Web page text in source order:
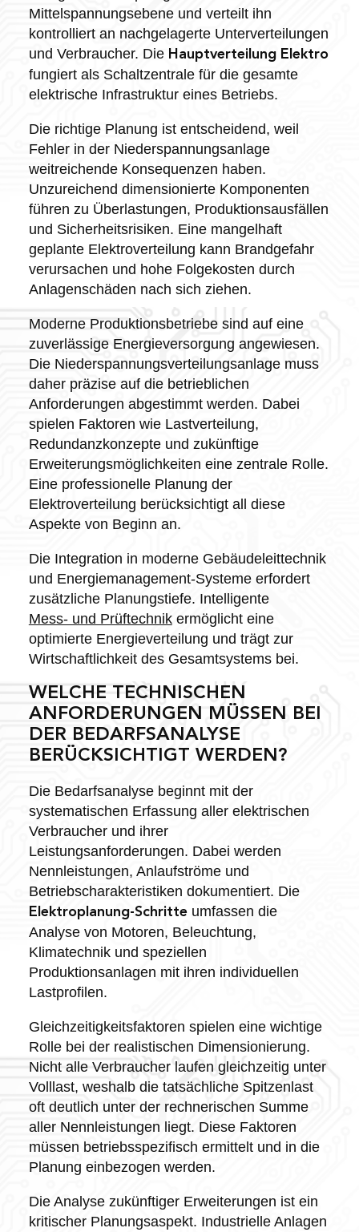
Mittelspannungsebene und verteilt ihn
kontrolliert an nachgelagerte Unterverteilungen
und Verbraucher. Die Hauptverteilung Elektro
fungiert als Schaltzentrale für die gesamte
elektrische Infrastruktur eines Betriebs.
Die richtige Planung ist entscheidend, weil
Fehler in der Niederspannungsanlage
weitreichende Konsequenzen haben.
Unzureichend dimensionierte Komponenten
führen zu Überlastungen, Produktionsausfällen
und Sicherheitsrisiken. Eine mangelhaft
geplante Elektroverteilung kann Brandgefahr
verursachen und hohe Folgekosten durch
Anlagenschäden nach sich ziehen.
Moderne Produktionsbetriebe sind auf eine
zuverlässige Energieversorgung angewiesen.
Die Niederspannungsverteilungsanlage muss
daher präzise auf die betrieblichen
Anforderungen abgestimmt werden. Dabei
spielen Faktoren wie Lastverteilung,
Redundanzkonzepte und zukünftige
Erweiterungsmöglichkeiten eine zentrale Rolle.
Eine professionelle Planung der
Elektroverteilung berücksichtigt all diese
Aspekte von Beginn an.
Die Integration in moderne Gebäudeleittechnik
und Energiemanagement-Systeme erfordert
zusätzliche Planungstiefe. Intelligente
Mess- und Prüftechnikermöglicht eine
optimierte Energieverteilung und trägt zur
Wirtschaftlichkeit des Gesamtsystems bei.
WELCHE TECHNISCHEN
ANFORDERUNGEN MÜSSEN BEI
DER BEDARFSANALYSE
BERÜCKSICHTIGT WERDEN?
Die Bedarfsanalyse beginnt mit der
systematischen Erfassung aller elektrischen
Verbraucher und ihrer
Leistungsanforderungen. Dabei werden
Nennleistungen, Anlaufströme und
Betriebscharakteristiken dokumentiert. Die
Elektroplanung-Schritteumfassen die
Analyse von Motoren, Beleuchtung,
Klimatechnik und speziellen
Produktionsanlagen mit ihren individuellen
Lastprofilen.
Gleichzeitigkeitsfaktoren spielen eine wichtige
Rolle bei der realistischen Dimensionierung.
Nicht alle Verbraucher laufen gleichzeitig unter
Volllast, weshalb die tatsächliche Spitzenlast
oft deutlich unter der rechnerischen Summe
aller Nennleistungen liegt. Diese Faktoren
müssen betriebsspezifisch ermittelt und in die
Planung einbezogen werden.
Die Analyse zukünftiger Erweiterungen ist ein
kritischer Planungsaspekt. Industrielle Anlagen